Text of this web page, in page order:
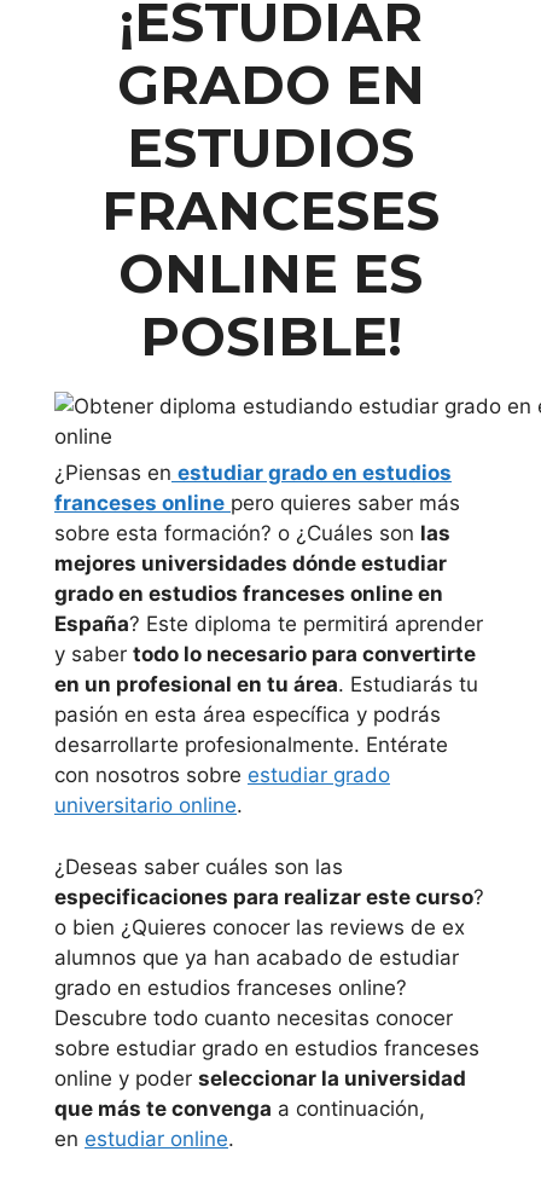
¡ESTUDIAR
GRADO EN
ESTUDIOS
FRANCESES
ONLINE ES
POSIBLE!
¿Piensas en estudiar grado en estudios
franceses online pero quieres saber más
sobre esta formación? o ¿Cuáles son las
mejores universidades dónde estudiar
grado en estudios franceses online en
España? Este diploma te permitirá aprender
y saber todo lo necesario para convertirte
en un profesional en tu área. Estudiarás tu
pasión en esta área específica y podrás
desarrollarte profesionalmente. Entérate
con nosotros sobre estudiar grado
universitario online.
¿Deseas saber cuáles son las
especificaciones para realizar este curso?
o bien ¿Quieres conocer las reviews de ex
alumnos que ya han acabado de estudiar
grado en estudios franceses online?
Descubre todo cuanto necesitas conocer
sobre estudiar grado en estudios franceses
online y poder seleccionar la universidad
que más te convenga a continuación,
en estudiar online.